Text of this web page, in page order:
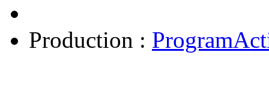
Production :